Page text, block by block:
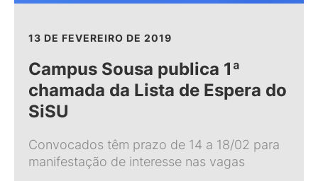
13 DE FEVEREIRO DE 2019
Campus Sousa publica 1ª
chamada da Lista de Espera do
SiSU
Convocados têm prazo de 14 a 18/02 para
manifestação de interesse nas vagas